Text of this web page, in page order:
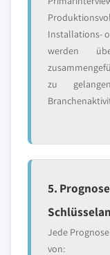
Installations-
werden
zu
5.
Jede
von: